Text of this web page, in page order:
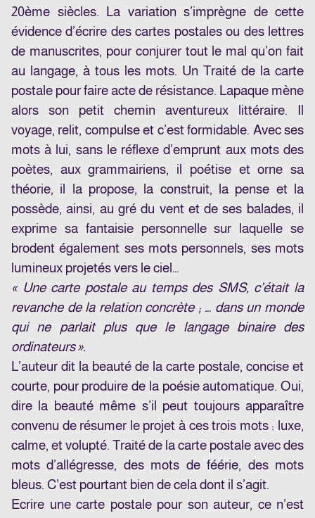
20ème siècles. La variation s’imprègne de cette
évidence d’écrire des cartes postales ou des lettres
de manuscrites, pour conjurer tout le mal qu’on fait
au langage, à tous les mots. Un Traité de la carte
postale pour faire acte de résistance. Lapaque mène
alors son petit chemin aventureux littéraire. Il
voyage, relit, compulse et c’est formidable. Avec ses
mots à lui, sans le réflexe d’emprunt aux mots des
poètes, aux grammairiens, il poétise et orne sa
théorie, il la propose, la construit, la pense et la
possède, ainsi, au gré du vent et de ses balades, il
exprime sa fantaisie personnelle sur laquelle se
brodent également ses mots personnels, ses mots
lumineux projetés vers le ciel…
« Une carte postale au temps des SMS, c’était la
revanche de la relation concrète ; … dans un monde
qui ne parlait plus que le langage binaire des
ordinateurs ».
L’auteur dit la beauté de la carte postale, concise et
courte, pour produire de la poésie automatique. Oui,
dire la beauté même s’il peut toujours apparaître
convenu de résumer le projet à ces trois mots : luxe,
calme, et volupté. Traité de la carte postale avec des
mots d’allégresse, des mots de féérie, des mots
bleus. C’est pourtant bien de cela dont il s’agit.
Ecrire une carte postale pour son auteur, ce n’est